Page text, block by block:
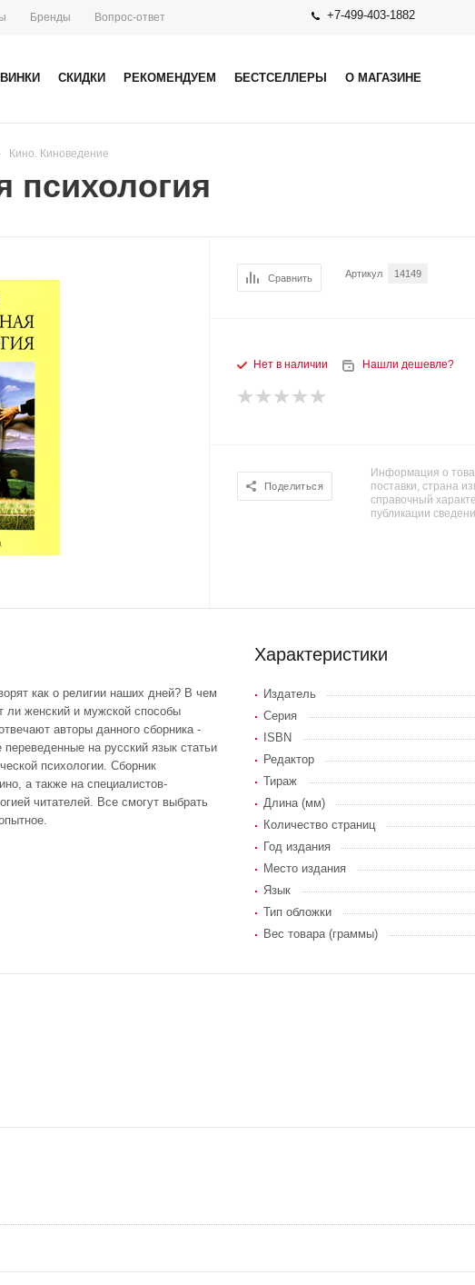
Бренды Вопрос-ответ +7-499-403-1882
СКИДКИ РЕКОМЕНДУЕМ БЕСТСЕЛЛЕРЫ О МАГАЗИНЕ
Кино. Киноведение
психология
Сравнить Артикул 14149
Нет в наличии Нашли дешевле?
Поделиться
Информация о
поставки, страна
справочный
публикации
как о религии наших дней? В чем
ли женский и мужской способы
авторы данного сборника -
на русский язык статьи
психологии. Сборник
а также на специалистов-
читателей. Все смогут выбрать
Характеристики
Издатель
Серия
ISBN
Редактор
Тираж
Длина (мм)
Количество страниц
Год издания
Место издания
Язык
Тип обложки
Вес товара (граммы)